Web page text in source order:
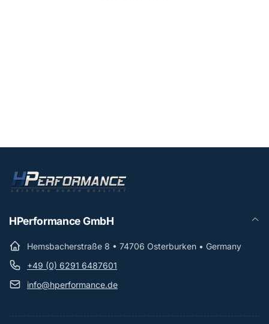
HPerformance GmbH
Hemsbacherstraße 8 • 74706 Osterburken • Germany
+49 (0) 6291 6487601
info@hperformance.de